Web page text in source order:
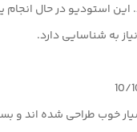
این استودیو در حال انجام
خوب طراحی شده اند و